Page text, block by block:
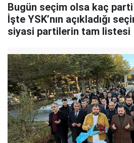
Bugün seçim olsa kaç
İşte YSK’nın açıkladığı
siyasi partilerin tam listesi